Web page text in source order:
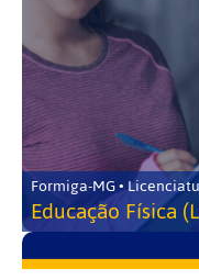
Formiga-MG •
Educação Física